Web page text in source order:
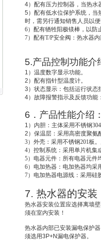
4）配有压力控制器，当热水
5 ）配有低水位保护系统， 当
时，需另行通知销售人员以
6）配有牺牲阳极镁棒，以防
7）配有T/P安全阀：热水器
5.产品控制功能介
1 ）温度数字显示功能。
2 ）配有指针型温度计。
3 ）状态显示：包括运行状
4）故障报警指示及反馈功
6 ．产品性能介绍
1 ） 内胆：主体采用不锈钢
2 ） 保温层：采用高密度聚氨
3）外壳：采用不锈钢201板
4）控制系统：采用单片机集
5）电器元件：所有电器元件
6）电加热器：电加热器均采
7）电加热器电源线：采用硅
7. 热水器的安装
热水器安装位置应选择离墙
须在室内安装！
热水器内部已安装漏电保护
须选用3P+N漏电保护器。